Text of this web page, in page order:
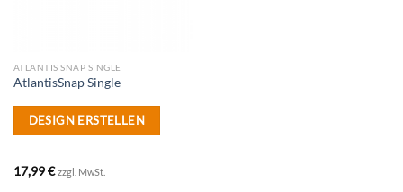
ATLANTIS SNAP SINGLE
AtlantisSnap Single
DESIGN ERSTELLEN
17,99€ zzgl. MwSt.